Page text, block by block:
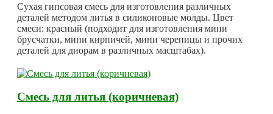
Сухая гипсовая смесь для изготовления различных
деталей методом литья в силиконовые молды. Цвет
смеси: красный (подходит для изготовления мини
брусчатки, мини кирпичей, мини черепицы и прочих
деталей для диорам в различных масштабах).
Смесь для литья (коричневая)